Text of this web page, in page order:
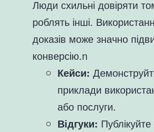
Люди схильні довіряти
роблять інші.
доказів може значно
конверсію.n
Кейси:
приклади
або послуги.
Відгуки: Публікуйте